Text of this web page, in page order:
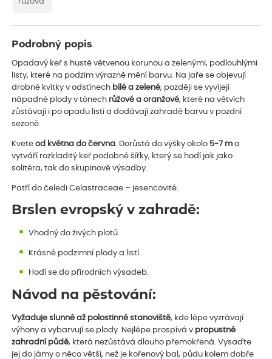
Podrobný popis
Opadavý keř s hustě větvenou korunou a zelenými, podlouhlými
listy, které na podzim výrazně mění barvu. Na jaře se objevují
drobné kvítky v odstínech bílé a zelené, později se vyvíjejí
nápadné plody v tónech růžové a oranžové, které na větvích
zůstávají i po opadu listí a dodávají zahradě barvu v pozdní
sezoně.
Kveteod května do června. Dorůstá do výšky okolo 5-7 m a
vytváří rozkladitý keř podobné šířky, který se hodí jak jako
solitéra, tak do skupinové výsadby.
Patří do čeledi Celastraceae – jesencovité.
Brslen evropský v zahradě:
Vhodný do živých plotů.
Krásné podzimní plody a listí.
Hodí se do přírodních výsadeb.
Návod na pěstování:
Vyžaduje slunné až polostinné stanoviště, kde lépe vyzrávají
výhony a vybarvují se plody. Nejlépe prospívá v propustné
zahradní půdě, která nezůstává dlouho přemokřená. Vysaďte
jej do jámy o něco větší, než je kořenový bal, půdu kolem dobře